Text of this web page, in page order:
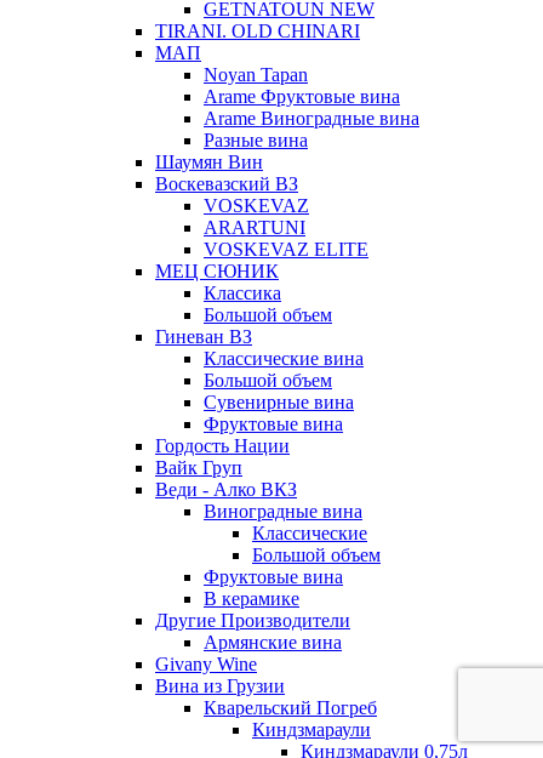
GETNATOUN NEW
TIRANI. OLD CHINARI
МАП
Noyan Tapan
Arame Фруктовые вина
Arame Виноградные вина
Разные вина
Шаумян Вин
Воскевазский ВЗ
VOSKEVAZ
ARARTUNI
VOSKEVAZ ELITE
МЕЦ СЮНИК
Классика
Большой объем
Гиневан ВЗ
Классические вина
Большой объем
Сувенирные вина
Фруктовые вина
Гордость Нации
Вайк Груп
Веди - Алко ВКЗ
Виноградные вина
Классические
Большой объем
Фруктовые вина
В керамике
Другие Производители
Армянские вина
Givany Wine
Вина из Грузии
Кварельский Погреб
Киндзмараули
Киндзмараули 0,75л